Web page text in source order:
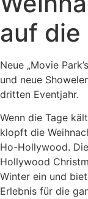
auf die
Neue „Movie
und neue
dritten Eventjahr.
Wenn die Tage
klopft die
Ho-Hollywood.
Hollywood
Winter ein und
Erlebnis für die